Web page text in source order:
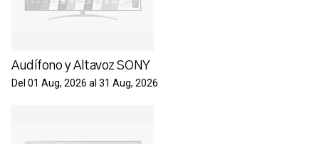
Audífono y Altavoz SONY
Del 01 Aug, 2026 al 31 Aug, 2026